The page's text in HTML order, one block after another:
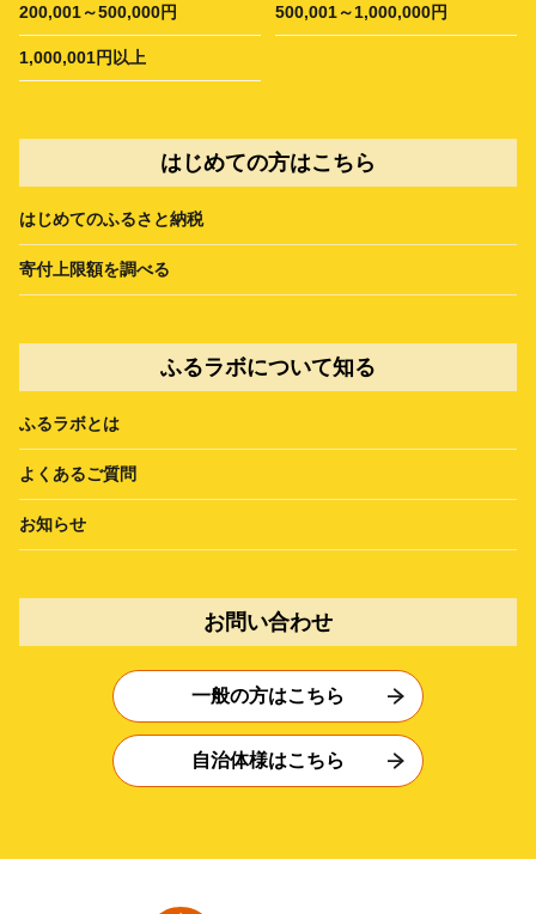
200,001～500,000円 500,001～1,000,000円
1,000,001円以上
はじめての方はこちら
はじめてのふるさと納税
寄付上限額を調べる
ふるラボについて知る
ふるラボとは
よくあるご質問
お知らせ
お問い合わせ
一般の方はこちら
自治体様はこちら